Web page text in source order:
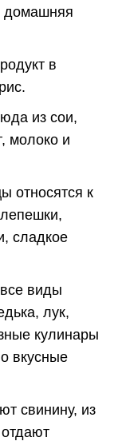
домашняя
в
из сои,
молоко и
относятся к
сладкое
все виды
лук,
кулинары
вкусные
свинину, из